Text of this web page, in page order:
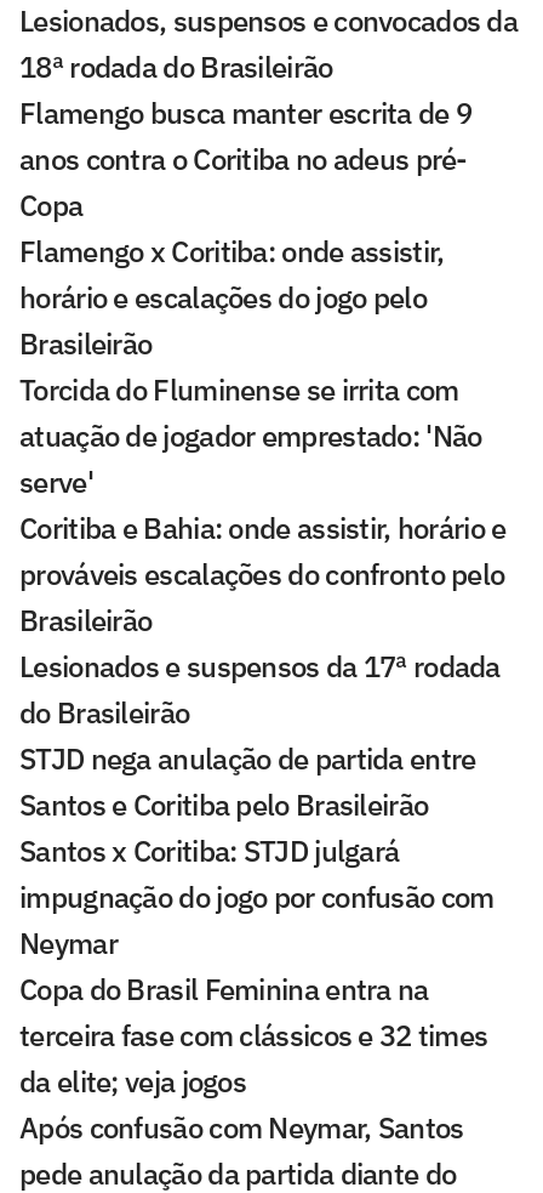
Lesionados, suspensos e convocados da
18ª rodada do Brasileirão
Flamengo busca manter escrita de 9
anos contra o Coritiba no adeus pré-
Copa
Flamengo x Coritiba: onde assistir,
horário e escalações do jogo pelo
Brasileirão
Torcida do Fluminense se irrita com
atuação de jogador emprestado: 'Não
serve'
Coritiba e Bahia: onde assistir, horário e
prováveis escalações do confronto pelo
Brasileirão
Lesionados e suspensos da 17ª rodada
do Brasileirão
STJD nega anulação de partida entre
Santos e Coritiba pelo Brasileirão
Santos x Coritiba: STJD julgará
impugnação do jogo por confusão com
Neymar
Copa do Brasil Feminina entra na
terceira fase com clássicos e 32 times
da elite; veja jogos
Após confusão com Neymar, Santos
pede anulação da partida diante do